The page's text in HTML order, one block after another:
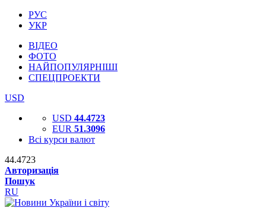
РУС
УКР
ВІДЕО
ФОТО
НАЙПОПУЛЯРНІШІ
СПЕЦПРОЕКТИ
USD
USD 44.4723
EUR 51.3096
Всі курси валют
44.4723
Авторизація
Пошук
RU